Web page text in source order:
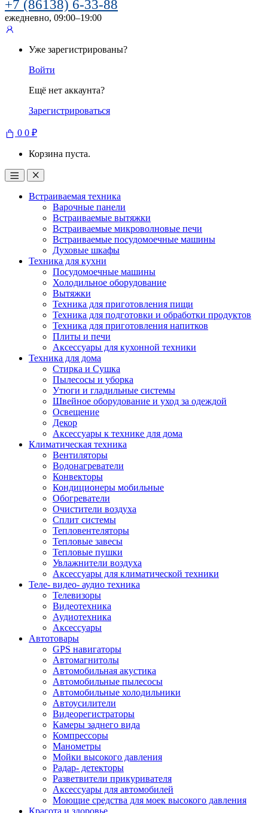
+7 (86138) 6-33-88
ежедневно, 09:00–19:00
Уже зарегистрированы?
Войти
Ещё нет аккаунта?
Зарегистрироваться
0 0 ₽
Корзина пуста.
Встраиваемая техника
Варочные панели
Встраиваемые вытяжки
Встраиваемые микроволновые печи
Встраиваемые посудомоечные машины
Духовые шкафы
Техника для кухни
Посудомоечные машины
Холодильное оборудование
Вытяжки
Техника для приготовления пищи
Техника для подготовки и обработки продуктов
Техника для приготовления напитков
Плиты и печи
Аксессуары для кухонной техники
Техника для дома
Стирка и Сушка
Пылесосы и уборка
Утюги и гладильные системы
Швейное оборудование и уход за одеждой
Освещение
Декор
Аксессуары к технике для дома
Климатическая техника
Вентиляторы
Водонагреватели
Конвекторы
Кондиционеры мобильные
Обогреватели
Очистители воздуха
Сплит системы
Тепловентеляторы
Тепловые завесы
Тепловые пушки
Увлажнители воздуха
Аксессуары для климатической техники
Теле- видео- аудио техника
Телевизоры
Видеотехника
Аудиотехника
Аксессуары
Автотовары
GPS навигаторы
Автомагнитолы
Автомобильная акустика
Автомобильные пылесосы
Автомобильные холодильники
Автоусилители
Видеорегистраторы
Камеры заднего вида
Компрессоры
Манометры
Мойки высокого давления
Радар- детекторы
Разветвители прикуривателя
Аксессуары для автомобилей
Моющие средства для моек высокого давления
Красота и здоровье